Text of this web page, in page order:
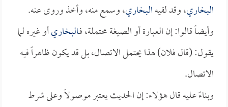
البخاري، وقد لقيهالبخاري، وسمع منه، وأخذ وروى عنه.
وأيضاً قالوا: إن العبارة أو الصيغة محتملة، فـالبخاريأو غيره لما
يقول: (قال فلان) هذا يحتمل الاتصال، بل قد يكون ظاهراً فيه
الاتصال.
وبناءً عليه قال هؤلاء: إن الحديث يعتبر موصولاً وعلى شرط